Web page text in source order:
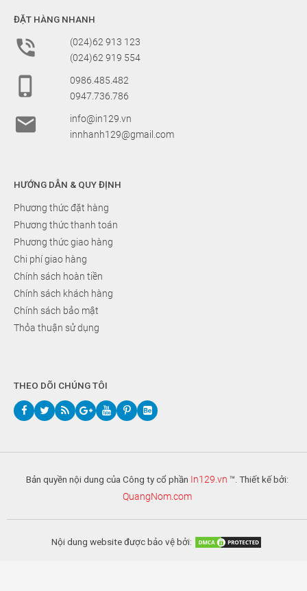
ĐẶT HÀNG NHANH

(024)62 913 123
(024)62 919 554

0986.485.482
0947.736.786

info@in129.vn
innhanh129@gmail.com
HƯỚNG DẪN & QUY ĐỊNH
Phương thức đặt hàng
Phương thức thanh toán
Phương thức giao hàng
Chi phí giao hàng
Chính sách hoàn tiền
Chính sách khách hàng
Chính sách bảo mật
Thỏa thuận sử dụng
THEO DÕI CHÚNG TÔI
Bản quyền nội dung của Công ty cổ phần In129.vn ™. Thiết kế bởi:
QuangNom.com
Nội dung website được bảo vệ bởi: